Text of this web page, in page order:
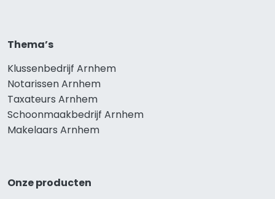
Thema’s
Klussenbedrijf Arnhem
Notarissen Arnhem
Taxateurs Arnhem
Schoonmaakbedrijf Arnhem
Makelaars Arnhem
Onze producten